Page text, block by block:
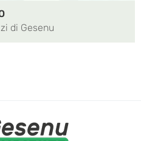
di Gesenu